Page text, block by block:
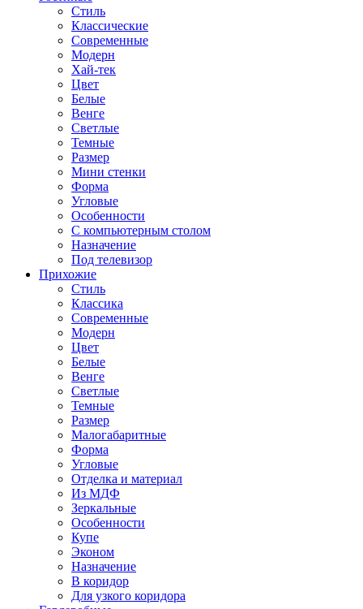
Стиль
Классические
Современные
Модерн
Хай-тек
Цвет
Белые
Венге
Светлые
Темные
Размер
Мини стенки
Форма
Угловые
Особенности
С компьютерным столом
Назначение
Под телевизор
Прихожие
Стиль
Классика
Современные
Модерн
Цвет
Белые
Венге
Светлые
Темные
Размер
Малогабаритные
Форма
Угловые
Отделка и материал
Из МДФ
Зеркальные
Особенности
Купе
Эконом
Назначение
В коридор
Для узкого коридора